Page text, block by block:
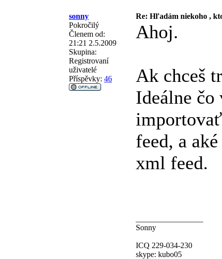
sonny
Re: Hľadám niekoho ,
Pokročilý
Členem od:
21:21 2.5.2009
Skupina:
Registrovaní
uživatelé
Příspěvky: 46
Ahoj.
Ak chceš
Ideálne čo
feed, a
xml feed.
Sonny
ICQ 229-034-230
skype: kubo05